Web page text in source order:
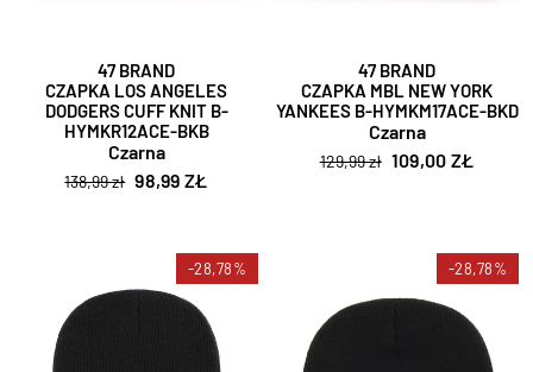
47 BRAND
CZAPKA LOS ANGELES
DODGERS CUFF KNIT B-
HYMKR12ACE-BKB
Czarna
138,99 zł 98,99 ZŁ
47 BRAND
CZAPKA MBL NEW YORK
YANKEES B-HYMKM17ACE-BKD
Czarna
129,99 zł 109,00 ZŁ
-28,78% -28,78%